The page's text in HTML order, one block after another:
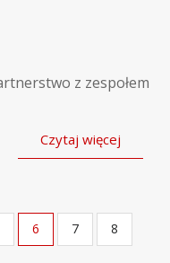
z zespołem
Czytaj więcej
6 7
8